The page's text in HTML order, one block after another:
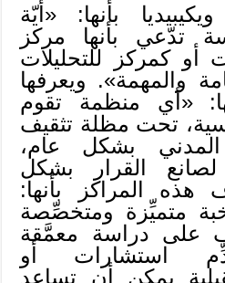
بأنها: «أيّة
تدّعي بأنها مركز
أو كمركز للتحليلات
والمهمة». ويعرفها
«أي منظمة تقوم
تحت مظلة تثقيف
المدني بشكل عام،
لصانع القرار بشكل
المراكز بأنها:
متميِّزة ومتخصِّصة
على دراسة معمَّقة
استشارات أو
يمكن أن تساعد